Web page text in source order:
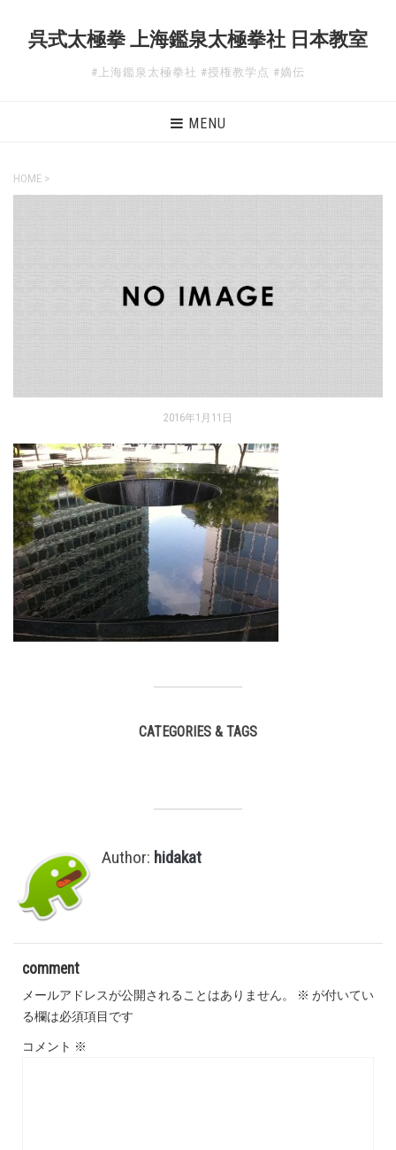
呉式太極拳 上海鑑泉太極拳社 日本教室
#上海鑑泉太極拳社 #授権教学点 #嫡伝
MENU
HOME >
2016年1月11日
CATEGORIES & TAGS
Author: hidakat
comment
メールアドレスが公開されることはありません。 ※ が付いてい
る欄は必須項目です
コメント ※